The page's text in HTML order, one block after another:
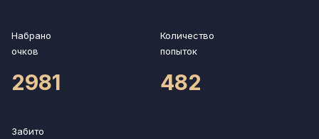
Набрано
очков
2981
Количество
попыток
482
Забито